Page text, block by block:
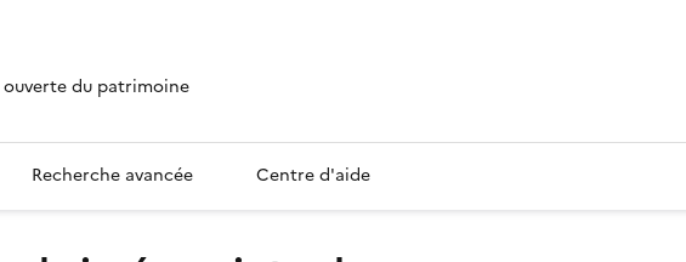
du patrimoine
Recherche avancée Centre d'aide